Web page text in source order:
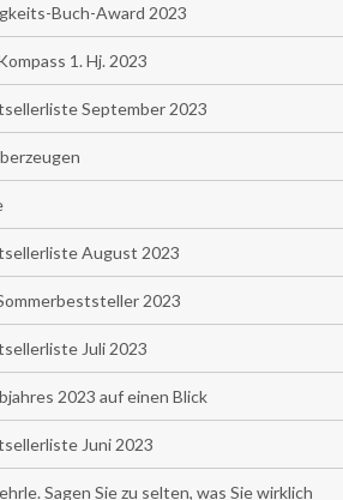
Buch-Award 2023
1. Hj. 2023
September 2023
August 2023
2023
Juli 2023
2023 auf einen Blick
Juni 2023
Sagen Sie zu selten, was Sie wirklich